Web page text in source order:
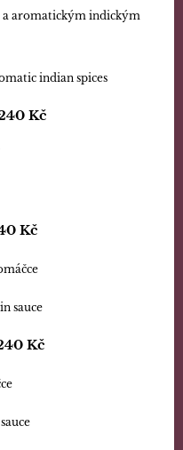
a aromatickým indickým
indian spices
Kč
Kč
sauce
Kč